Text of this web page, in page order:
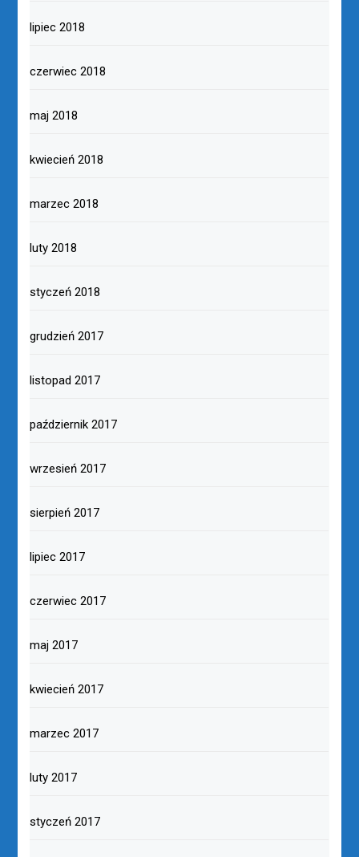
lipiec 2018
czerwiec 2018
maj 2018
kwiecień 2018
marzec 2018
luty 2018
styczeń 2018
grudzień 2017
listopad 2017
październik 2017
wrzesień 2017
sierpień 2017
lipiec 2017
czerwiec 2017
maj 2017
kwiecień 2017
marzec 2017
luty 2017
styczeń 2017